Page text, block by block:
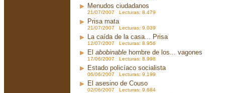
Menudos ciudadanos
21/07/2007 Lecturas: 8.479
Prisa mata
21/07/2007 Lecturas: 9.039
La caída de la casa... Prisa
12/07/2007 Lecturas: 8.956
El abobinable hombre de los... vagones
17/06/2007 Lecturas: 8.998
Estado policíaco socialista
06/06/2007 Lecturas: 9.199
El asesino de Couso
02/06/2007 Lecturas: 9.684